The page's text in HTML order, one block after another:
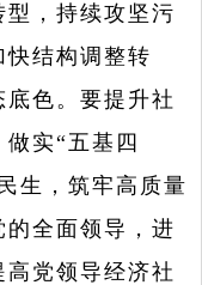
，持续攻坚污
结构调整转
色。要提升社
实“五基四
生，筑牢高质量
全面领导，进
党领导经济社